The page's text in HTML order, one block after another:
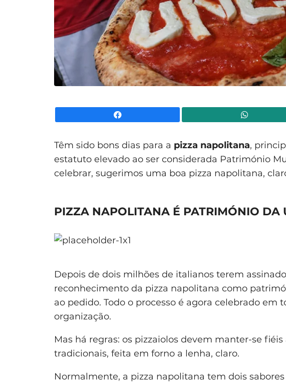
Têm sido bons dias para a pizza napolitana,
estatuto elevado ao ser considerada Património
celebrar, sugerimos uma boa pizza napolitana,
PIZZA NAPOLITANA É PATRIMÓNIO DA
Depois de dois milhões de italianos terem
reconhecimento da pizza napolitana como
ao pedido. Todo o processo é agora celebrado em
organização.
Mas há regras: os pizzaiolos devem manter-se
tradicionais, feita em forno a lenha, claro.
Normalmente, a pizza napolitana tem dois